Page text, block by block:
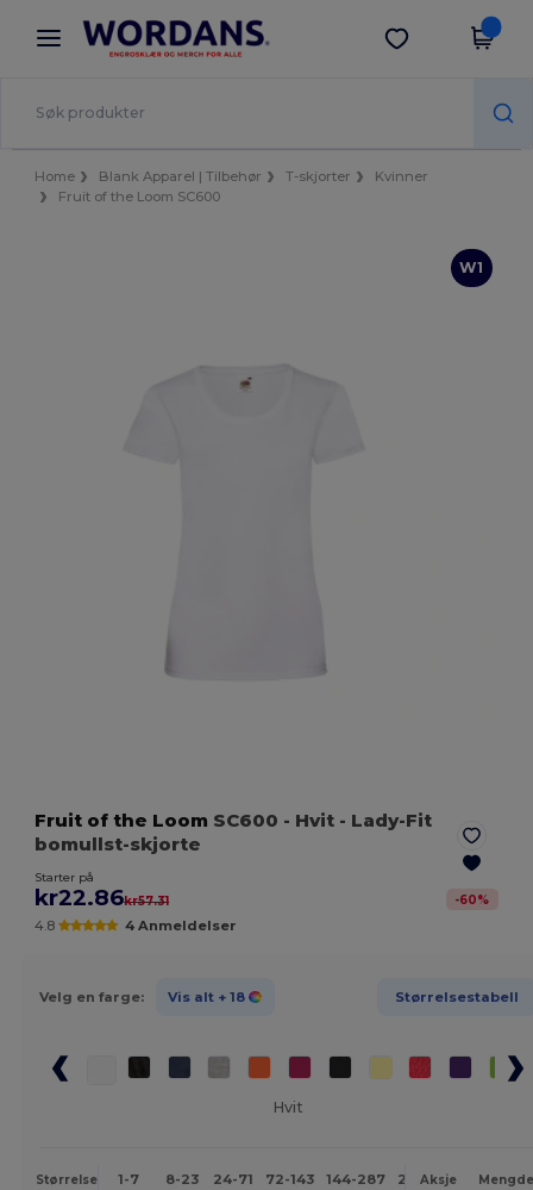
× Wordans-app
Bedre priser i appen!
Last ned app
Home Blank Apparel | Tilbehør T-skjorter
Kvinner
Fruit of the Loom SC600
W1
Fruit of the Loom SC600 - Hvit - Lady-Fit
bomullst-skjorte
Starter på
kr22.86kr57.31 -60%
4.8 4 Anmeldelser
Velg en farge: Vis alt + 18 Størrelsestabell
Hvit
Størrelse 1-7 8-23 24-71 72-143 144-287 288 + Mer
Aksje Mengde